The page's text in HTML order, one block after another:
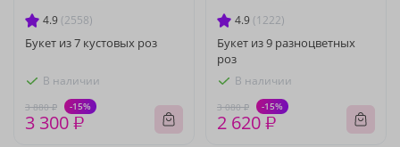
4.9 (2558)
Букет из 7 кустовых роз
В наличии
3 880 ₽ -15%
3 300 ₽
4.9 (1222)
Букет из 9 разноцветных
роз
В наличии
3 080 ₽ -15%
2 620 ₽